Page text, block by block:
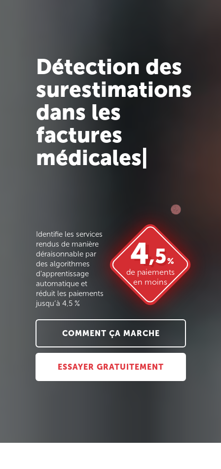
de paiements
en moins
%
4
4,5
,5
Détection des
surestimations
dans les
factures
médicales
COMMENT ÇA MARCHE
ESSAYER GRATUITEMENT
Identifie les services
rendus de manière
déraisonnable par
des algorithmes
d'apprentissage
automatique et
réduit les paiements
jusqu’à 4,5 %